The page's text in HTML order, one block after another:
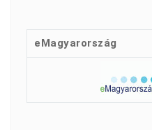
eMagyarország